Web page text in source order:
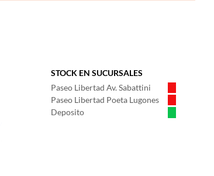
STOCK EN SUCURSALES
Paseo Libertad Av. Sabattini
Paseo Libertad Poeta Lugones
Deposito